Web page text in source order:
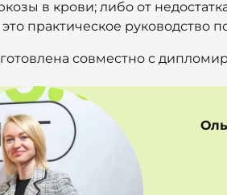
в крови; либо от
практическое руководство
совместно с